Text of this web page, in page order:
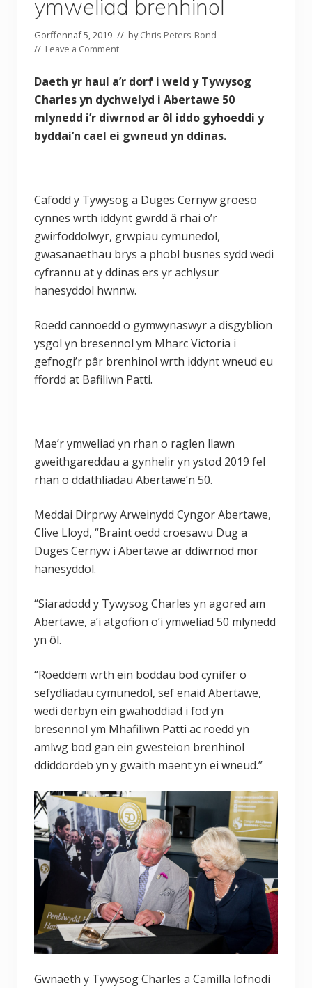
ymweliad brenhinol
Gorffennaf 5, 2019 // byChris Peters-Bond
// Leave a Comment
Daeth yr haul a’r dorf i weld y Tywysog
Charles yn dychwelyd i Abertawe 50
mlynedd i’r diwrnod ar ôl iddo gyhoeddi y
byddai’n cael ei gwneud yn ddinas.
Cafodd y Tywysog a Duges Cernyw groeso
cynnes wrth iddynt gwrdd â rhai o’r
gwirfoddolwyr, grwpiau cymunedol,
gwasanaethau brys a phobl busnes sydd wedi
cyfrannu at y ddinas ers yr achlysur
hanesyddol hwnnw.
Roedd cannoedd o gymwynaswyr a disgyblion
ysgol yn bresennol ym Mharc Victoria i
gefnogi’r pâr brenhinol wrth iddynt wneud eu
ffordd at Bafiliwn Patti.
Mae’r ymweliad yn rhan o raglen llawn
gweithgareddau a gynhelir yn ystod 2019 fel
rhan o ddathliadau Abertawe’n 50.
Meddai Dirprwy Arweinydd Cyngor Abertawe,
Clive Lloyd, “Braint oedd croesawu Dug a
Duges Cernyw i Abertawe ar ddiwrnod mor
hanesyddol.
“Siaradodd y Tywysog Charles yn agored am
Abertawe, a’i atgofion o’i ymweliad 50 mlynedd
yn ôl.
“Roeddem wrth ein boddau bod cynifer o
sefydliadau cymunedol, sef enaid Abertawe,
wedi derbyn ein gwahoddiad i fod yn
bresennol ym Mhafiliwn Patti ac roedd yn
amlwg bod gan ein gwesteion brenhinol
ddiddordeb yn y gwaith maent yn ei wneud.”
Gwnaeth y Tywysog Charles a Camilla lofnodi